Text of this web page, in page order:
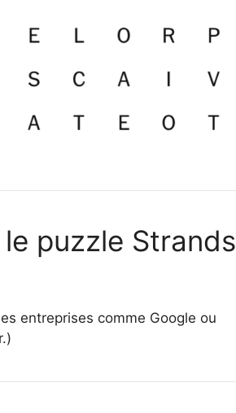
puzzle Strands
entreprises comme Google ou